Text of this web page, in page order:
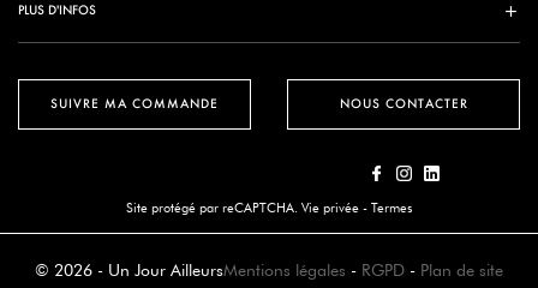
SUIVRE MA COMMANDE
PLUS D'INFOS
NOUS CONTACTER
Site protégé par reCAPTCHA. Vie privée - Termes
© 2026 - Un Jour AilleursMentions légales - RGPD - Plan de site